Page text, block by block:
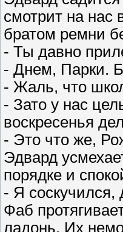
смотрит на нас
братом ремни
- Ты давно
- Днем, Парки.
- Жаль, что
- Зато у нас
воскресенья
- Это что же,
Эдвард
порядке и
- Я соскучился,
Фаб
ладонь. Их